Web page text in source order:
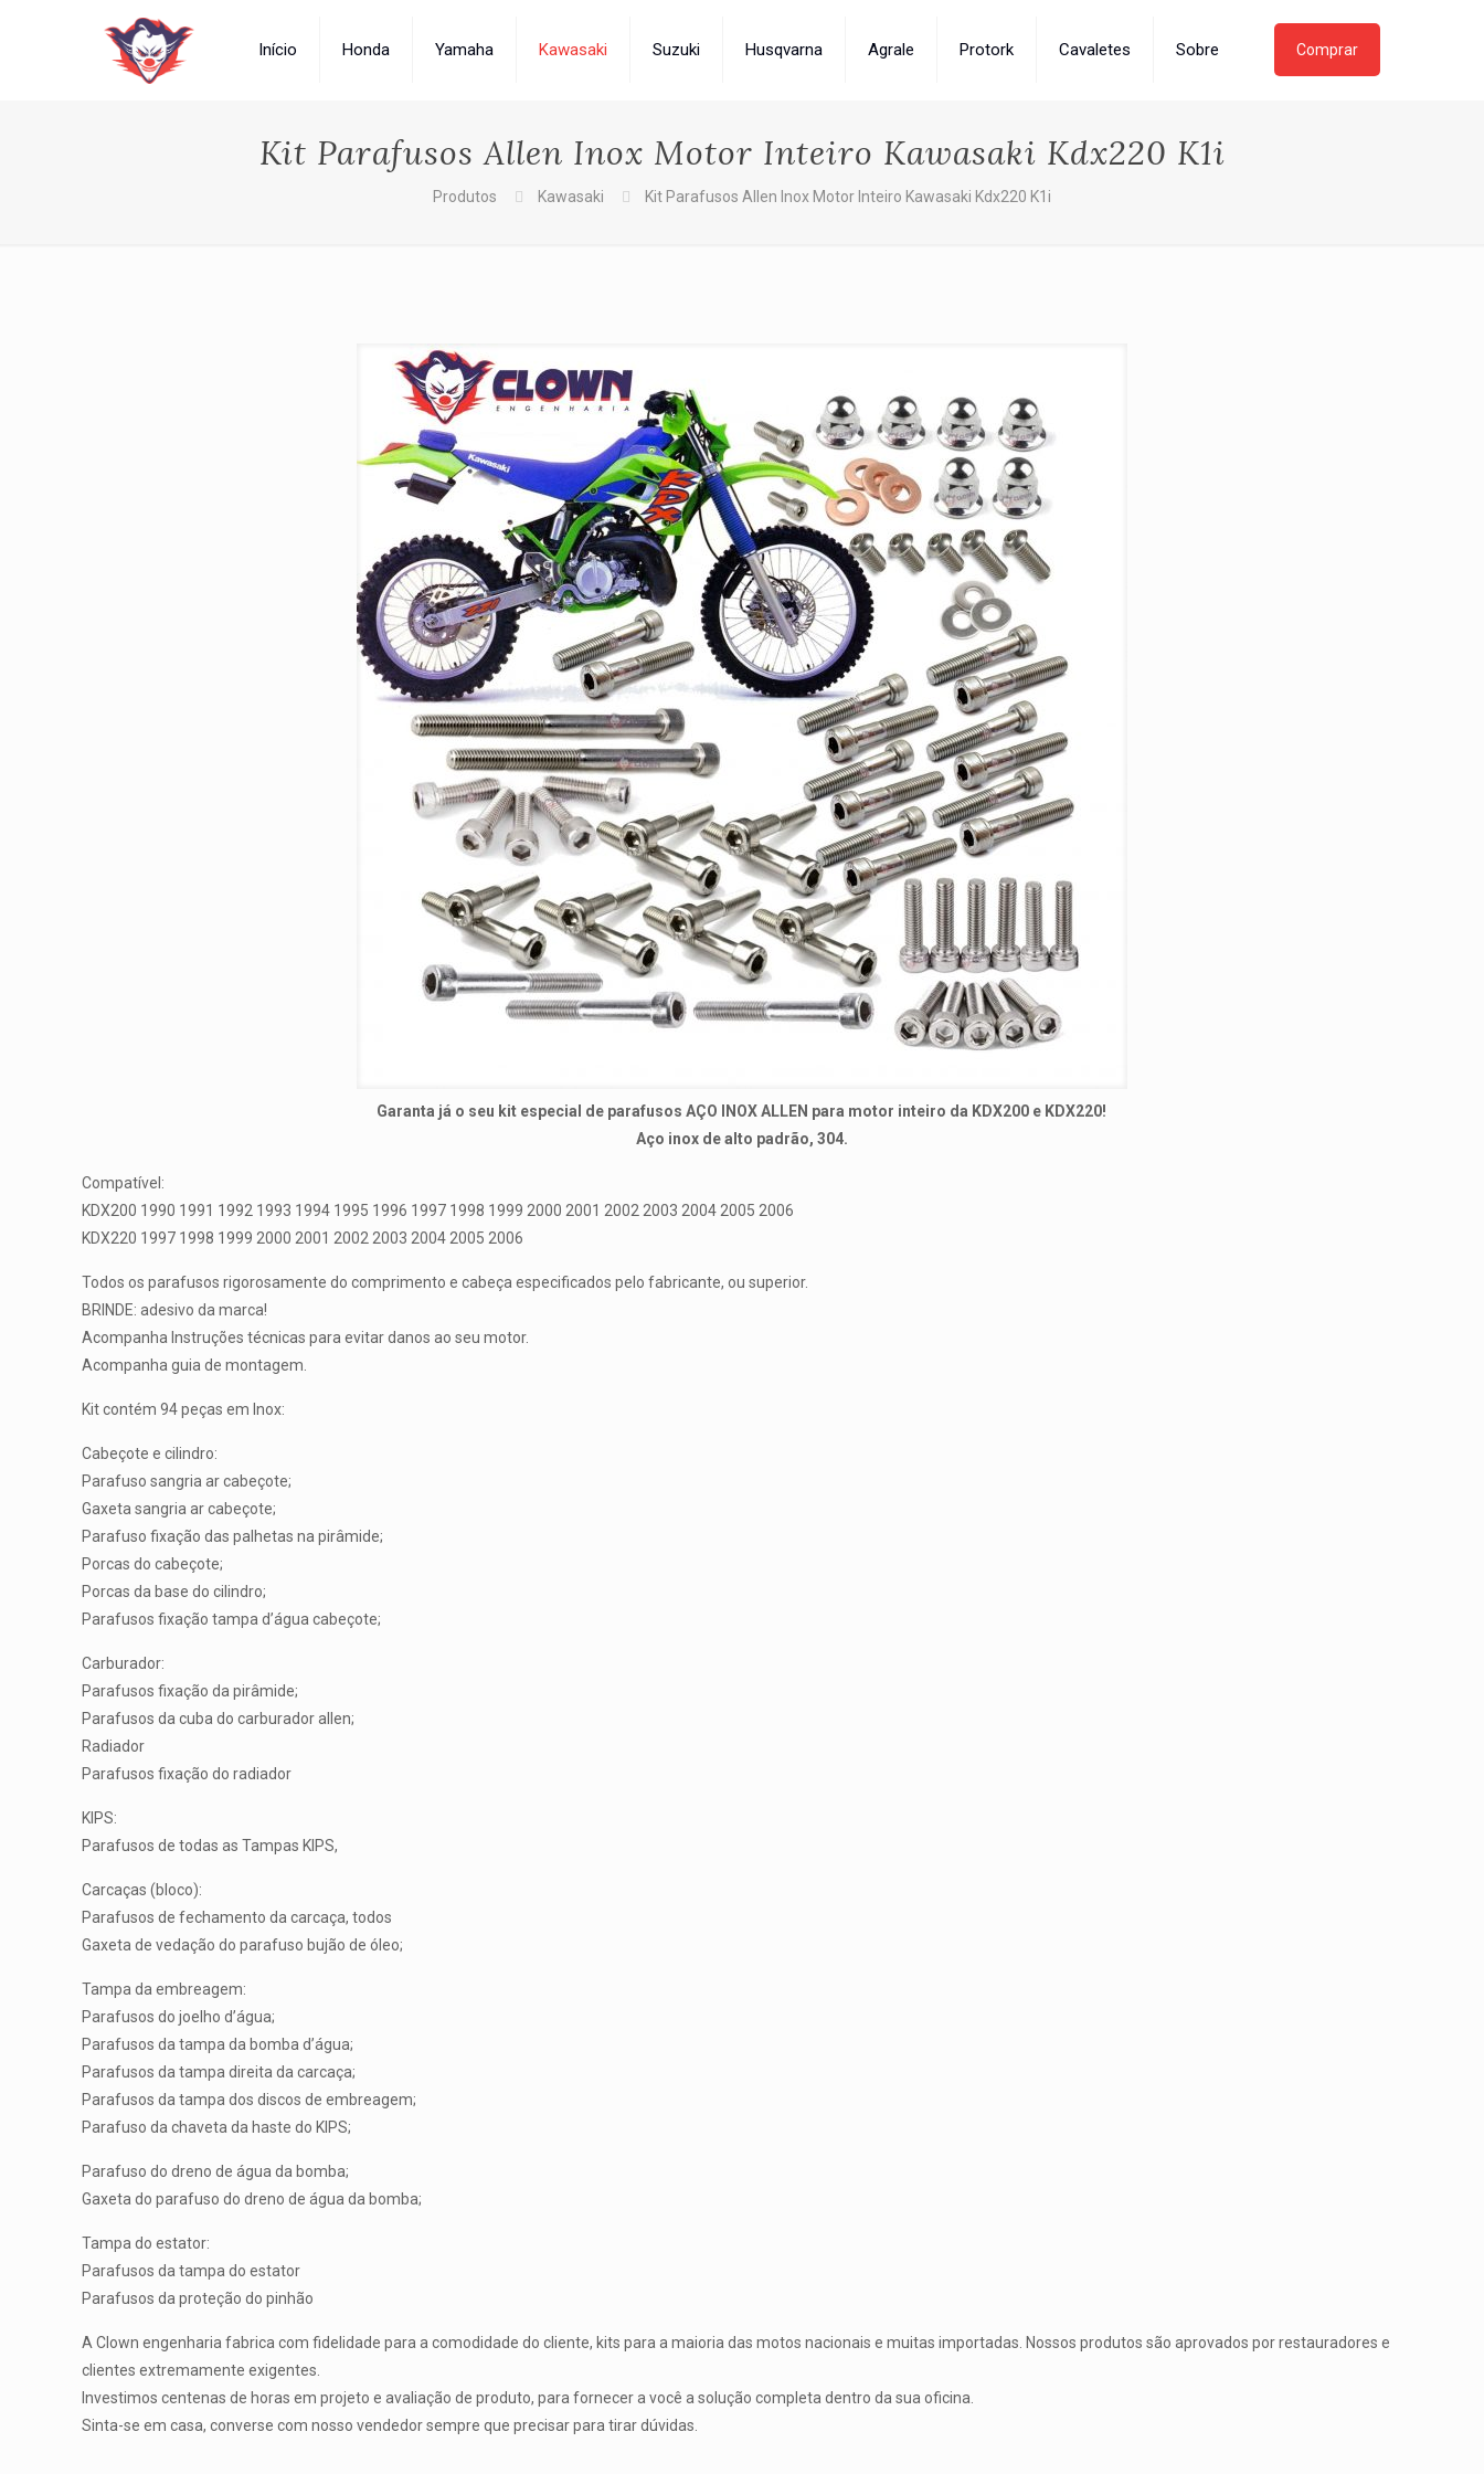
Início Honda Yamaha Kawasaki Suzuki Husqvarna Agrale Protork Cavaletes Sobre Comprar
Kit Parafusos Allen Inox Motor Inteiro Kawasaki Kdx220 K1i
Produtos Kawasaki Kit Parafusos Allen Inox Motor Inteiro Kawasaki Kdx220 K1i
Garanta já o seu kit especial de parafusos AÇO INOX ALLEN para motor inteiro da KDX200 e KDX220!
Aço inox de alto padrão, 304.
Compatível:
KDX200 1990 1991 1992 1993 1994 1995 1996 1997 1998 1999 2000 2001 2002 2003 2004 2005 2006
KDX220 1997 1998 1999 2000 2001 2002 2003 2004 2005 2006
Todos os parafusos rigorosamente do comprimento e cabeça especificados pelo fabricante, ou superior.
BRINDE: adesivo da marca!
Acompanha Instruções técnicas para evitar danos ao seu motor.
Acompanha guia de montagem.
Kit contém 94 peças em Inox:
Cabeçote e cilindro:
Parafuso sangria ar cabeçote;
Gaxeta sangria ar cabeçote;
Parafuso fixação das palhetas na pirâmide;
Porcas do cabeçote;
Porcas da base do cilindro;
Parafusos fixação tampa d’água cabeçote;
Carburador:
Parafusos fixação da pirâmide;
Parafusos da cuba do carburador allen;
Radiador
Parafusos fixação do radiador
KIPS:
Parafusos de todas as Tampas KIPS,
Carcaças (bloco):
Parafusos de fechamento da carcaça, todos
Gaxeta de vedação do parafuso bujão de óleo;
Tampa da embreagem:
Parafusos do joelho d’água;
Parafusos da tampa da bomba d’água;
Parafusos da tampa direita da carcaça;
Parafusos da tampa dos discos de embreagem;
Parafuso da chaveta da haste do KIPS;
Parafuso do dreno de água da bomba;
Gaxeta do parafuso do dreno de água da bomba;
Tampa do estator:
Parafusos da tampa do estator
Parafusos da proteção do pinhão
A Clown engenharia fabrica com fidelidade para a comodidade do cliente, kits para a maioria das motos nacionais e muitas importadas. Nossos produtos são aprovados por restauradores e
clientes extremamente exigentes.
Investimos centenas de horas em projeto e avaliação de produto, para fornecer a você a solução completa dentro da sua oficina.
Sinta-se em casa, converse com nosso vendedor sempre que precisar para tirar dúvidas.